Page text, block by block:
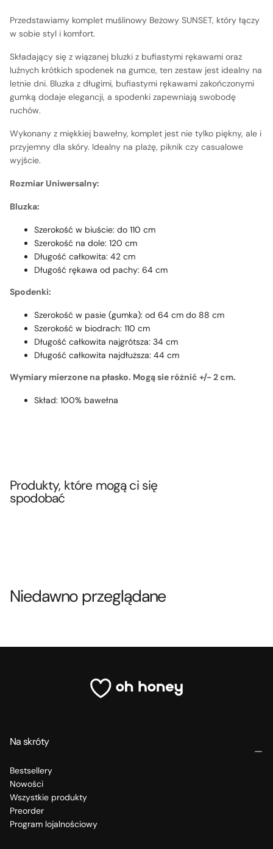
Przedstawiamy komplet muślinowy Beżowy SUNSET, który łączy
w sobie styl i komfort.
Składający się z wiązanej bluzki z bufiastymi rękawami oraz
luźnych krótkich spodenek na gumce, ten zestaw jest idealny na
letnie dni. Bluzka z długimi, bufiastymi rękawami zakończonymi
gumką dodaje elegancji, a spodenki zapewniają swobodę
ruchów.
Wykonany z miękkiej bawełny, komplet jest nie tylko piękny, ale i
przyjemny dla skóry. Idealny na plażę, piknik czy casualowe
wyjście.
Rozmiar Uniwersalny:
Bluzka:
Szerokość w biuście: do 110 cm
Szerokość na dole: 120 cm
Długość całkowita: 42 cm
Długość rękawa od pachy: 64 cm
Spodenki:
Szerokość w pasie (gumka): od 64 cm do 88 cm
Szerokość w biodrach: 110 cm
Długość całkowita najgrótsza: 34 cm
Długość całkowita najdłuższa: 44 cm
Wymiary mierzone na płasko. Mogą sie różnić +/- 2 cm.
Skład: 100% bawełna
Produkty, które mogą ci się
spodobać
Niedawno przeglądane
Na skróty
Bestsellery
Nowości
Wszystkie produkty
Preorder
Program lojalnościowy